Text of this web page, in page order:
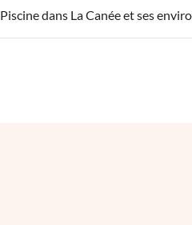
Piscine dans La Canée et ses